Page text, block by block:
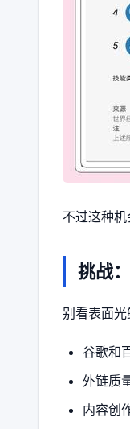
不过这种
挑战
别看表面光
谷歌和
外链质
内容创